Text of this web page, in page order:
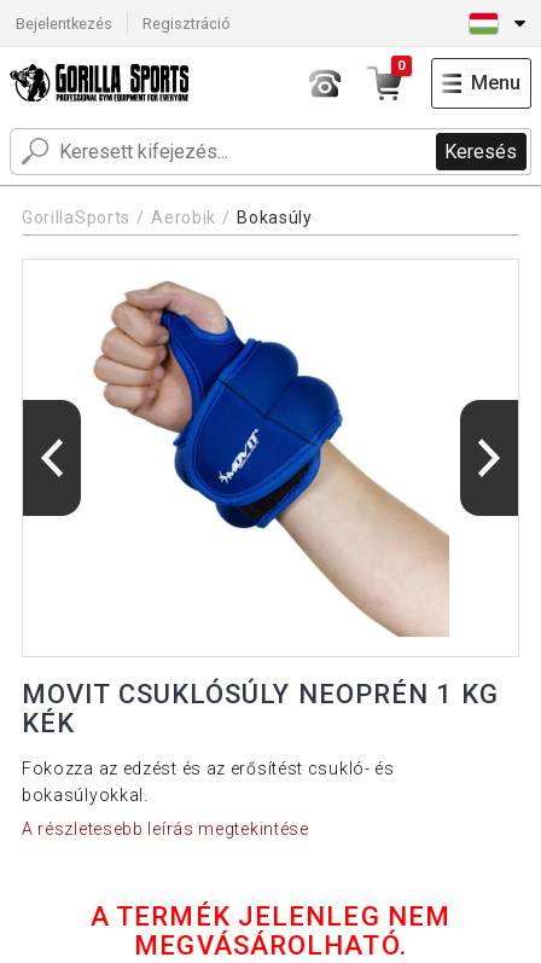
Bejelentkezés Regisztráció
Keresés
0
Menu
GorillaSports Aerobik Bokasúly
MOVIT CSUKLÓSÚLY NEOPRÉN 1 KG
KÉK
Fokozza az edzést és az erősítést csukló- és
bokasúlyokkal.
A részletesebb leírás megtekintése
A TERMÉK JELENLEG NEM
MEGVÁSÁROLHATÓ.